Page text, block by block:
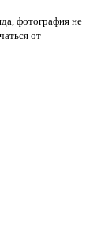
фотография не
от